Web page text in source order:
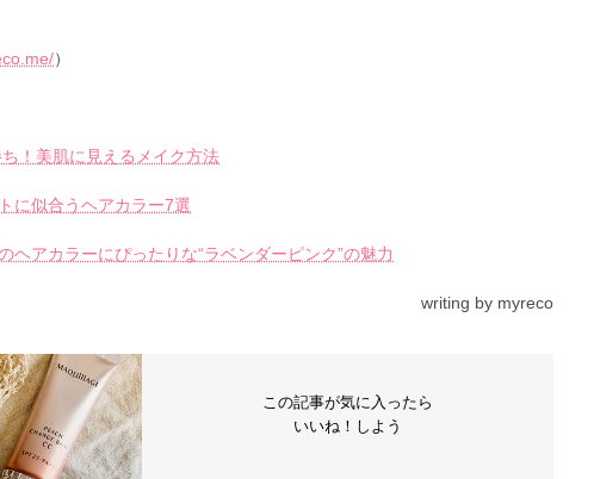
）
！美肌に見えるメイク方法
に似合うヘアカラー7選
ヘアカラーにぴったりな“ラベンダーピンク”の魅力
writing by myreco
この記事が気に入ったら
いいね！しよう